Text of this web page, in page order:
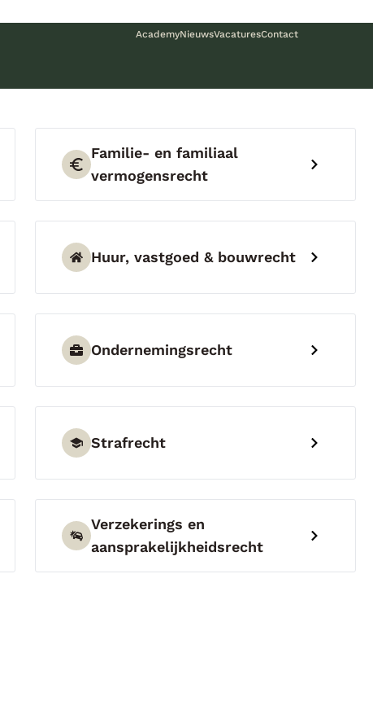
AcademyNieuwsVacaturesContact
Familie- en familiaal
vermogensrecht
Huur, vastgoed & bouwrecht
Ondernemingsrecht
Strafrecht
Verzekerings en
aansprakelijkheidsrecht